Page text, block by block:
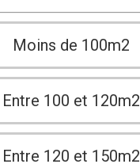
Moins de 100m2
Entre 100 et 120m2
Entre 120 et 150m2